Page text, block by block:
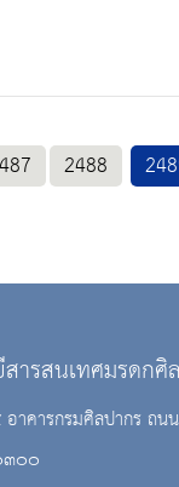
2488
ารสนเทศมรดก
คารกรมศิลปากร ถน
๓๐๐